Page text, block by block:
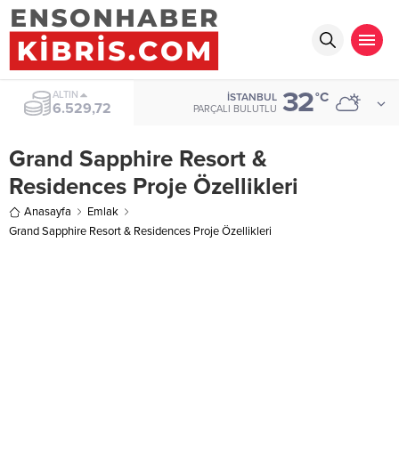
ALTIN
6.529,72
İSTANBUL
PARÇALI BULUTLU 32°C
Grand Sapphire Resort &
Residences Proje Özellikleri
Anasayfa
Emlak
Grand Sapphire Resort & Residences Proje Özellikleri